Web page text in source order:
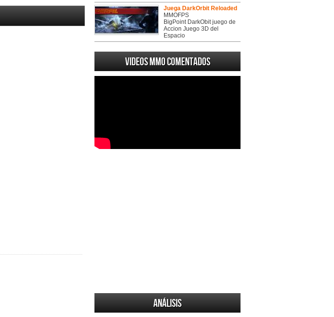
Juega DarkOrbit Reloaded
MMOFPS
BigPoint DarkObit juego de
Accion Juego 3D del
Espacio
Videos MMO Comentados
Análisis